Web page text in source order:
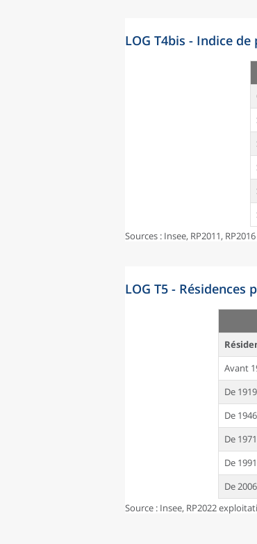
LOG T4bis - Indice
Sources : Insee, RP2011,
LOG T5 -
Avant
De
De
De
De
De
Source : Insee, RP2022